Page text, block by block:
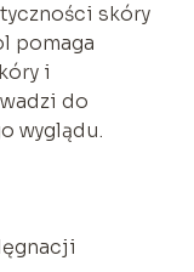
skóry
pomaga
i
do
wyglądu.